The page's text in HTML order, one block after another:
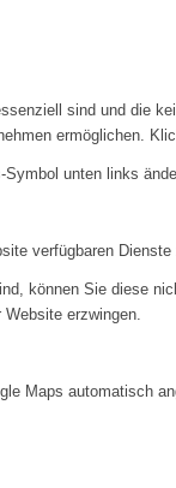
sind und die
ermöglichen.
unten links
verfügbaren
können Sie diese
erzwingen.
Maps automatisch